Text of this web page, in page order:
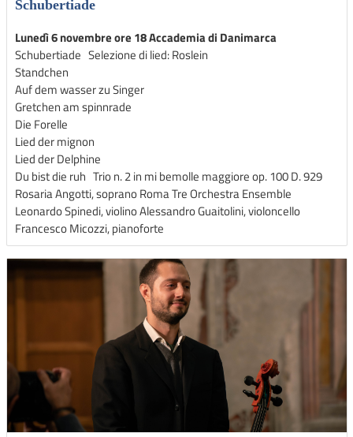
Schubertiade
Lunedì 6 novembre ore 18 Accademia di Danimarca
Schubertiade Selezione di lied: Roslein
Standchen
Auf dem wasser zu Singer
Gretchen am spinnrade
Die Forelle
Lied der mignon
Lied der Delphine
Du bist die ruh Trio n. 2 in mi bemolle maggiore op. 100 D. 929
Rosaria Angotti, soprano Roma Tre Orchestra Ensemble
Leonardo Spinedi, violino Alessandro Guaitolini, violoncello
Francesco Micozzi, pianoforte